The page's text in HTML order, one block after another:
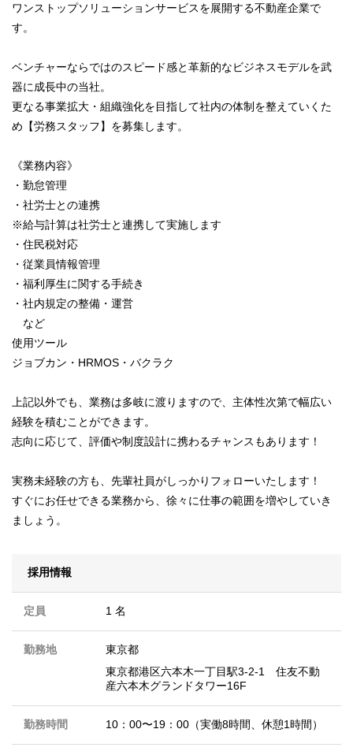
ワンストップソリューションサービスを展開する不動産企業で
す。
ベンチャーならではのスピード感と革新的なビジネスモデルを武
器に成長中の当社。
更なる事業拡大・組織強化を目指して社内の体制を整えていくた
め【労務スタッフ】を募集します。
《業務内容》
・勤怠管理
・社労士との連携
※給与計算は社労士と連携して実施します
・住民税対応
・従業員情報管理
・福利厚生に関する手続き
・社内規定の整備・運営
など
使用ツール
ジョブカン・HRMOS・バクラク
上記以外でも、業務は多岐に渡りますので、主体性次第で幅広い
経験を積むことができます。
志向に応じて、評価や制度設計に携わるチャンスもあります！
実務未経験の方も、先輩社員がしっかりフォローいたします！
すぐにお任せできる業務から、徐々に仕事の範囲を増やしていき
ましょう。
採用情報
定員 1 名
勤務地
東京都
東京都港区六本木一丁目駅3-2-1 住友不動
産六本木グランドタワー16F
勤務時間 10：00〜19：00（実働8時間、休憩1時間）